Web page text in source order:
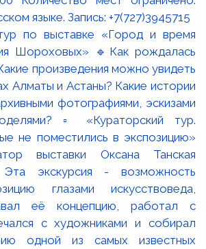
по выставке «Город и время
Шороховых» 🔹Как рождалась
произведения можно увидеть
Алматы и Астаны? Какие истории
фотографиями, эскизами
▫️ «Кураторский тур.
не поместились в экспозицию»
выставки Оксана Танская
Эта экскурсия - возможность
глазами искусствоведа,
её концепцию, работал с
с художниками и собирал
одной из самых известных